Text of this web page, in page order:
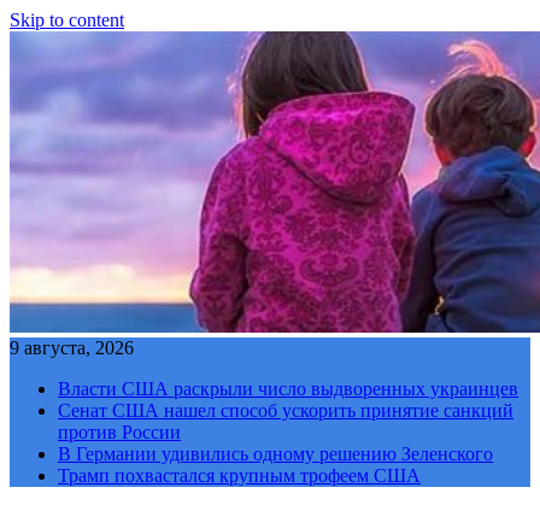
Skip to content
9 августа, 2026
Власти США раскрыли число выдворенных украинцев
Сенат США нашел способ ускорить принятие санкций
против России
В Германии удивились одному решению Зеленского
Трамп похвастался крупным трофеем США